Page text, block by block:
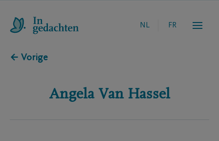
NL FR
← Vorige
Angela Van Hassel